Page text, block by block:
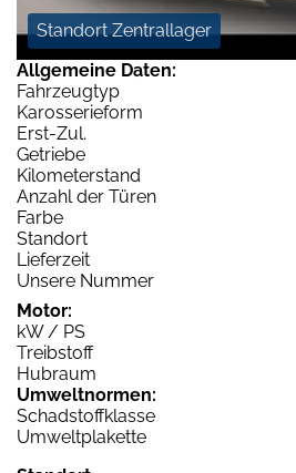
Standort Zentrallager
Allgemeine Daten:
Fahrzeugtyp
Karosserieform
Erst-Zul.
Getriebe
Kilometerstand
Anzahl der Türen
Farbe
Standort
Lieferzeit
Unsere Nummer
Motor:
kW / PS
Treibstoff
Hubraum
Umweltnormen:
Schadstoffklasse
Umweltplakette